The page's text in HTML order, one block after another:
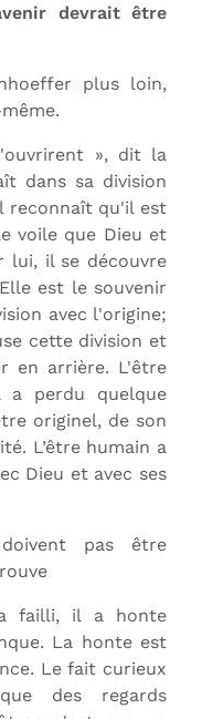
devrait être
plus loin,
», dit la
dans sa division
reconnaît qu'il est
voile que Dieu et
lui, il se découvre
est le souvenir
avec l'origine;
cette division et
en arrière. L'être
a perdu quelque
originel, de son
L’être humain a
Dieu et avec ses
pas être
failli, il a honte
La honte est
Le fait curieux
des regards